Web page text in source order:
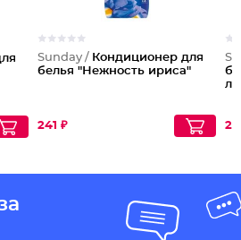
Sunday / Кондиционер для
белья "Нежность ириса"
241 ₽